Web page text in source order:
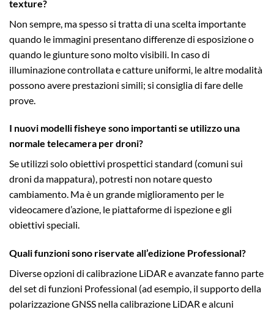
texture?
Non sempre, ma spesso si tratta di una scelta importante
quando le immagini presentano differenze di esposizione o
quando le giunture sono molto visibili. In caso di
illuminazione controllata e catture uniformi, le altre modalità
possono avere prestazioni simili; si consiglia di fare delle
prove.
I nuovi modelli fisheye sono importanti se utilizzo una
normale telecamera per droni?
Se utilizzi solo obiettivi prospettici standard (comuni sui
droni da mappatura), potresti non notare questo
cambiamento. Ma è un grande miglioramento per le
videocamere d’azione, le piattaforme di ispezione e gli
obiettivi speciali.
Quali funzioni sono riservate all’edizione Professional?
Diverse opzioni di calibrazione LiDAR e avanzate fanno parte
del set di funzioni Professional (ad esempio, il supporto della
polarizzazione GNSS nella calibrazione LiDAR e alcuni